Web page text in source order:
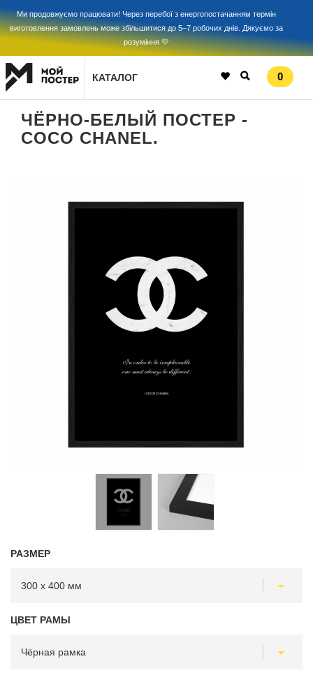
Ми продовжуємо працювати! Через перебої з енергопостачанням термін
виготовлення замовлень може збільшитися до 5–7 робочих днів. Дякуємо за
розуміння 💛
КАТАЛОГ 0
ЧЁРНО-БЕЛЫЙ ПОСТЕР -
COCO CHANEL.
РАЗМЕР
ЦВЕТ РАМЫ